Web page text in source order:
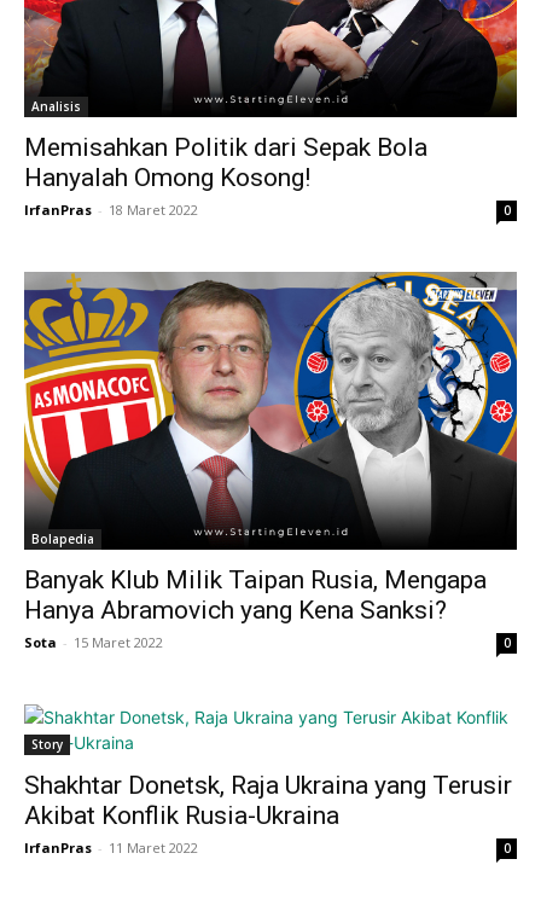
Analisis
Memisahkan Politik dari Sepak Bola
Hanyalah Omong Kosong!
IrfanPras - 18 Maret 2022 0
Bolapedia
Banyak Klub Milik Taipan Rusia, Mengapa
Hanya Abramovich yang Kena Sanksi?
Sota - 15 Maret 2022 0
Story
Shakhtar Donetsk, Raja Ukraina yang Terusir
Akibat Konflik Rusia-Ukraina
IrfanPras - 11 Maret 2022 0